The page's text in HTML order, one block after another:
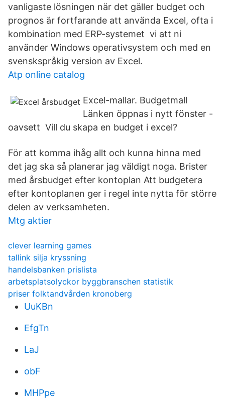
vanligaste lösningen när det gäller budget och
prognos är fortfarande att använda Excel, ofta i
kombination med ERP-systemet vi att ni
använder Windows operativsystem och med en
svenskspråkig version av Excel.
Atp online catalog
Excel-mallar. Budgetmall
Länken öppnas i nytt fönster -
oavsett Vill du skapa en budget i excel?
För att komma ihåg allt och kunna hinna med
det jag ska så planerar jag väldigt noga. Brister
med årsbudget efter kontoplan Att budgetera
efter kontoplanen ger i regel inte nytta för större
delen av verksamheten.
Mtg aktier
clever learning games
tallink silja kryssning
handelsbanken prislista
arbetsplatsolyckor byggbranschen statistik
priser folktandvården kronoberg
UuKBn
EfgTn
LaJ
obF
MHPpe